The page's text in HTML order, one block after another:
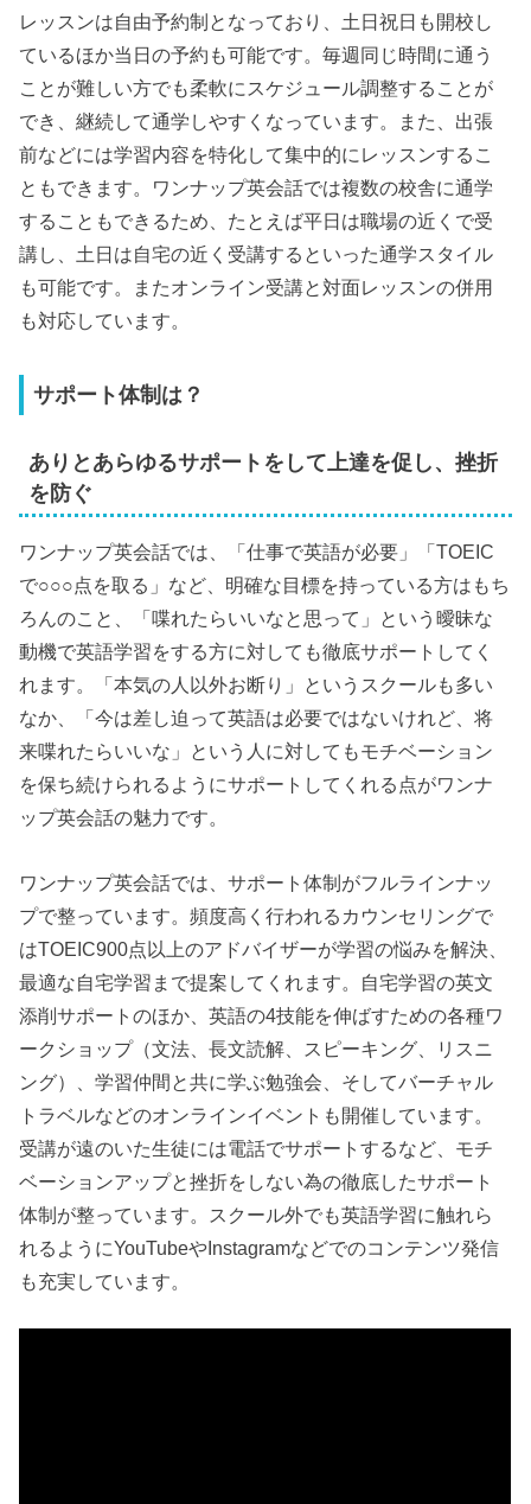
レッスンは自由予約制となっており、土日祝日も開校し
ているほか当日の予約も可能です。毎週同じ時間に通う
ことが難しい方でも柔軟にスケジュール調整することが
でき、継続して通学しやすくなっています。また、出張
前などには学習内容を特化して集中的にレッスンするこ
ともできます。ワンナップ英会話では複数の校舎に通学
することもできるため、たとえば平日は職場の近くで受
講し、土日は自宅の近く受講するといった通学スタイル
も可能です。またオンライン受講と対面レッスンの併用
も対応しています。
サポート体制は？
ありとあらゆるサポートをして上達を促し、挫折
を防ぐ
ワンナップ英会話では、「仕事で英語が必要」「TOEIC
で○○○点を取る」など、明確な目標を持っている方はもち
ろんのこと、「喋れたらいいなと思って」という曖昧な
動機で英語学習をする方に対しても徹底サポートしてく
れます。「本気の人以外お断り」というスクールも多い
なか、「今は差し迫って英語は必要ではないけれど、将
来喋れたらいいな」という人に対してもモチベーション
を保ち続けられるようにサポートしてくれる点がワンナ
ップ英会話の魅力です。
ワンナップ英会話では、サポート体制がフルラインナッ
プで整っています。頻度高く行われるカウンセリングで
はTOEIC900点以上のアドバイザーが学習の悩みを解決、
最適な自宅学習まで提案してくれます。自宅学習の英文
添削サポートのほか、英語の4技能を伸ばすための各種ワ
ークショップ（文法、長文読解、スピーキング、リスニ
ング）、学習仲間と共に学ぶ勉強会、そしてバーチャル
トラベルなどのオンラインイベントも開催しています。
受講が遠のいた生徒には電話でサポートするなど、モチ
ベーションアップと挫折をしない為の徹底したサポート
体制が整っています。スクール外でも英語学習に触れら
れるようにYouTubeやInstagramなどでのコンテンツ発信
も充実しています。